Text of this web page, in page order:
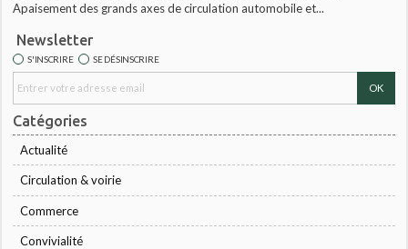
Apaisement des grands axes de circulation automobile et...
Newsletter
S'INSCRIRE SE DÉSINSCRIRE
Catégories
Actualité
Circulation & voirie
Commerce
Convivialité